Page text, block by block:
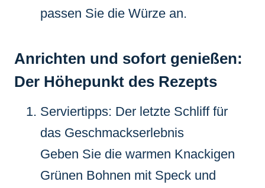
passen Sie die Würze an.
Anrichten und sofort genießen:
Der Höhepunkt des Rezepts
Serviertipps: Der letzte Schliff für
das Geschmackserlebnis
Geben Sie die warmen Knackigen
Grünen Bohnen mit Speck und